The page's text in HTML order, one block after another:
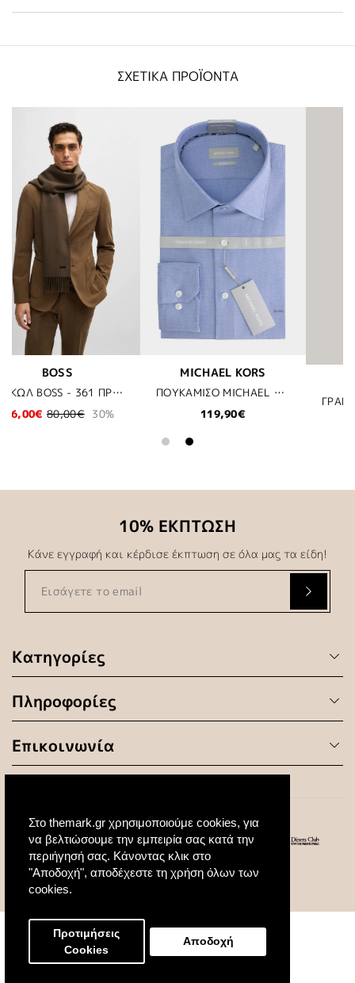
Στο themark.gr χρησιμοποιούμε cookies, για
να βελτιώσουμε την εμπειρία σας κατά την
περιήγησή σας. Κάνοντας κλικ στο
"Αποδοχή", αποδέχεστε τη χρήση όλων των
cookies.
Προτιμήσεις
Cookies
Αποδοχή
ΣΧΕΤΙΚΑ ΠΡΟΪΟΝΤΑ
ΠΟΥΚΑΜΙΣΟ MICHAEL KORS - 400 ΜΠΛΕ
ΓΡΑΒΑΤΑ HUGO -
Κατηγορίες
Πληροφορίες
Επικοινωνία
10% ΕΚΠΤΩΣΗ
Κάνε εγγραφή και κέρδισε έκπτωση σε όλα μας τα είδη!
© 2020 All Rights Reserved. Created by